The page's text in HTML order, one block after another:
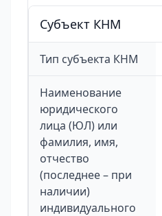
Cубъект КНМ
Тип субъекта КНМ
Наименование
юридического
лица (ЮЛ) или
фамилия, имя,
отчество
(последнее – при
наличии)
индивидуального